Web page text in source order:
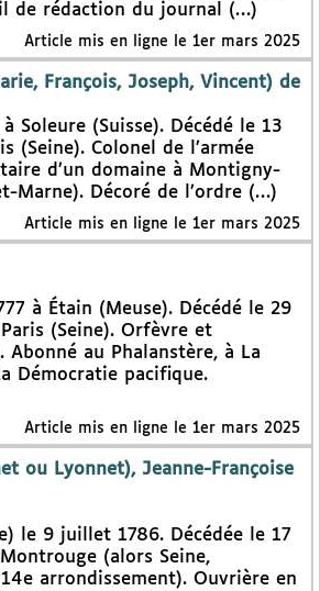
de rédaction du journal (…)
Article mis en ligne le 1er mars 2025
François, Joseph, Vincent) de
Soleure (Suisse). Décédé le 13
(Seine). Colonel de l’armée
d’un domaine à Montigny-
Marne). Décoré de l’ordre (…)
Article mis en ligne le 1er mars 2025
à Étain (Meuse). Décédé le 29
(Seine). Orfèvre et
Abonné au Phalanstère, à La
Démocratie pacifique.
Article mis en ligne le 1er mars 2025
ou Lyonnet), Jeanne-Françoise
le 9 juillet 1786. Décédée le 17
(alors Seine,
arrondissement). Ouvrière en